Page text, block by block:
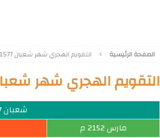
الصفحة الرئيسية التقويم الهجري شهر شعبان 1577
التقويم الهجري شهر شعبان
شعبان 1577
مارس 2152 م